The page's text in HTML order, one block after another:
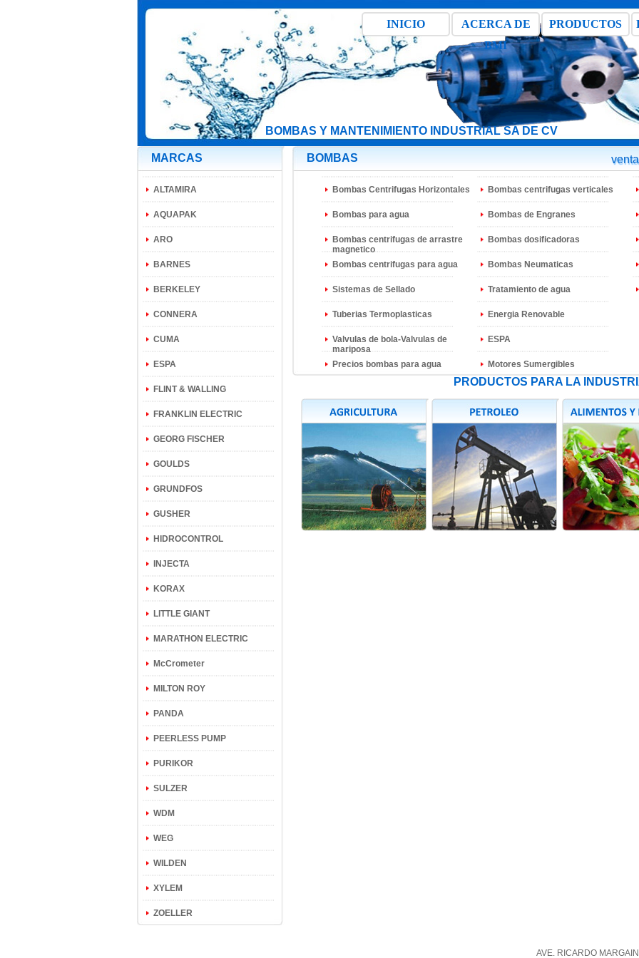
BOMBAS Y MANTENIMIENTO INDUSTRIAL SA DE CV
PRODUCTOS
ACERCA DE
BMI
INICIO
MARCAS
ALTAMIRA
AQUAPAK
ARO
BARNES
BERKELEY
CONNERA
CUMA
ESPA
FLINT & WALLING
FRANKLIN ELECTRIC
GEORG FISCHER
GOULDS
GRUNDFOS
GUSHER
HIDROCONTROL
INJECTA
KORAX
LITTLE GIANT
MARATHON ELECTRIC
McCrometer
MILTON ROY
PANDA
PEERLESS PUMP
PURIKOR
SULZER
WDM
WEG
WILDEN
XYLEM
ZOELLER
BOMBAS
Bombas Centrifugas Horizontales
Bombas para agua
Bombas centrifugas de arrastre
magnetico
Bombas centrifugas para agua
Bombas centrifugas verticales
Bombas de Engranes
Bombas dosificadoras
Bombas Neumaticas
Sistemas de Sellado
Tuberias Termoplasticas
Valvulas de bola-Valvulas de
mariposa
Precios bombas para agua
Tratamiento de agua
Energia Renovable
ESPA
Motores Sumergibles
PRODUCTOS PARA LA
AVE. RICARDO